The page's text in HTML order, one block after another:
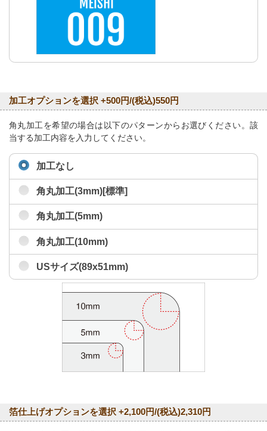
加工オプションを選択 +500円/(税込)550円
角丸加工を希望の場合は以下のパターンからお選びください。該
当する加工内容を入力してください。
加工なし
角丸加工(3mm)[標準]
角丸加工(5mm)
角丸加工(10mm)
USサイズ(89x51mm)
箔仕上げオプションを選択 +2,100円/(税込)2,310円